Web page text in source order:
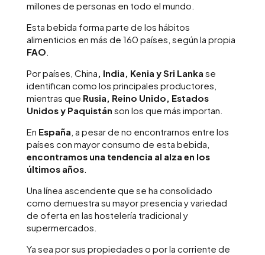
millones de personas en todo el mundo.
Esta bebida forma parte de los hábitos
alimenticios en más de 160 países, según la propia
FAO
Por países, China, India, Kenia y Sri Lanka se
identifican como los principales productores,
mientras que Rusia, Reino Unido, Estados
Unidos y Paquistán son los que más importan.
En España , a pesar de no encontrarnos entre los
países con mayor consumo de esta bebida,
encontramos una tendencia al alza en los
últimos años.
Una línea ascendente que se ha consolidado
como demuestra su mayor presencia y variedad
de oferta en las hostelería tradicional y
supermercados.
Ya sea por sus propiedades o por la corriente de